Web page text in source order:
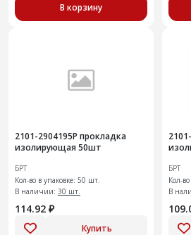
В корзину
2101-2904195Р прокладка
изолирующая 50шт
БРТ
Кол-во в упаковке: 50 шт.
В наличии: 30 шт.
114.92 ₽
Купить
БРТ
Кол-
В